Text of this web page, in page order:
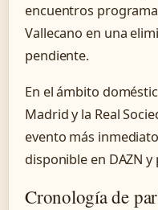
encuentros
Vallecano en una
pendiente.
En el ámbito
Madrid y la Real
evento más
disponible en DAZN
Cronología de